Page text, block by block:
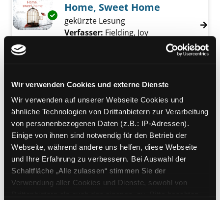
Wir verwenden Cookies und externe Dienste
Wir verwenden auf unserer Webseite Cookies und
ähnliche Technologien von Drittanbietern zur Verarbeitung
von personenbezogenen Daten (z.B.: IP-Adressen).
Einige von ihnen sind notwendig für den Betrieb der
Webseite, während andere uns helfen, diese Webseite
und Ihre Erfahrung zu verbessern. Bei Auswahl der
Schaltfläche „Alle zulassen“ stimmen Sie der
Verwendung aller Cookies und Dienste, sowohl von
Exemplar-Details von Home, Sweet Home
Home, Sweet Home
gekürzte Lesung
Verfasser: Fielding, Joy
München, Der Hörverlag
Ein Mann namens Ove
Lesung
Verfasser:Backman, FredrikSuche nach
Jahr:2014
Verlag:Berlin, Argon Hörbuch
Mediengruppe:Kinderbuch
Der namenlose Gegner